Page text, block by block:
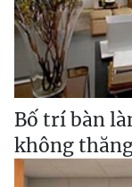
Bố trí bàn
không